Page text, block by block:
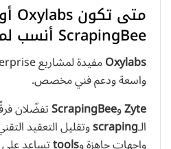
ScrapingBee أنسب لمتطلبات معينة
Oxylabs
واسعة ودعم فني مخصص.
ZyteوScrapingBeeتفضّلان
الـscrapingوتقليل التعقيد